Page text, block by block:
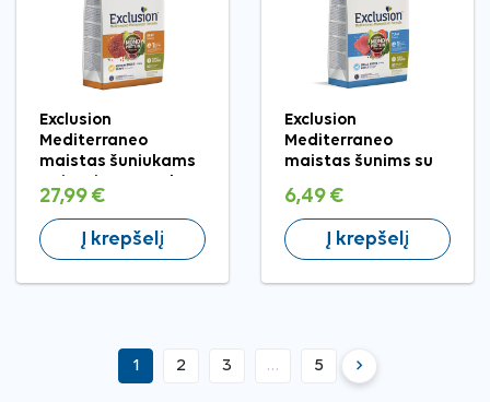
Exclusion
Mediterraneo
maistas šuniukams
27,99 €
Į krepšelį
Exclusion
Mediterraneo
maistas šunims su
6,49 €
Į krepšelį
1 2 3 … 5 keyboard_arrow_rightTęsti